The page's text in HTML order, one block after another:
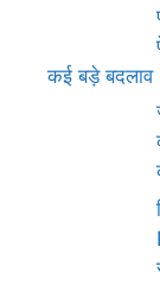
कई बड़े बदलाव